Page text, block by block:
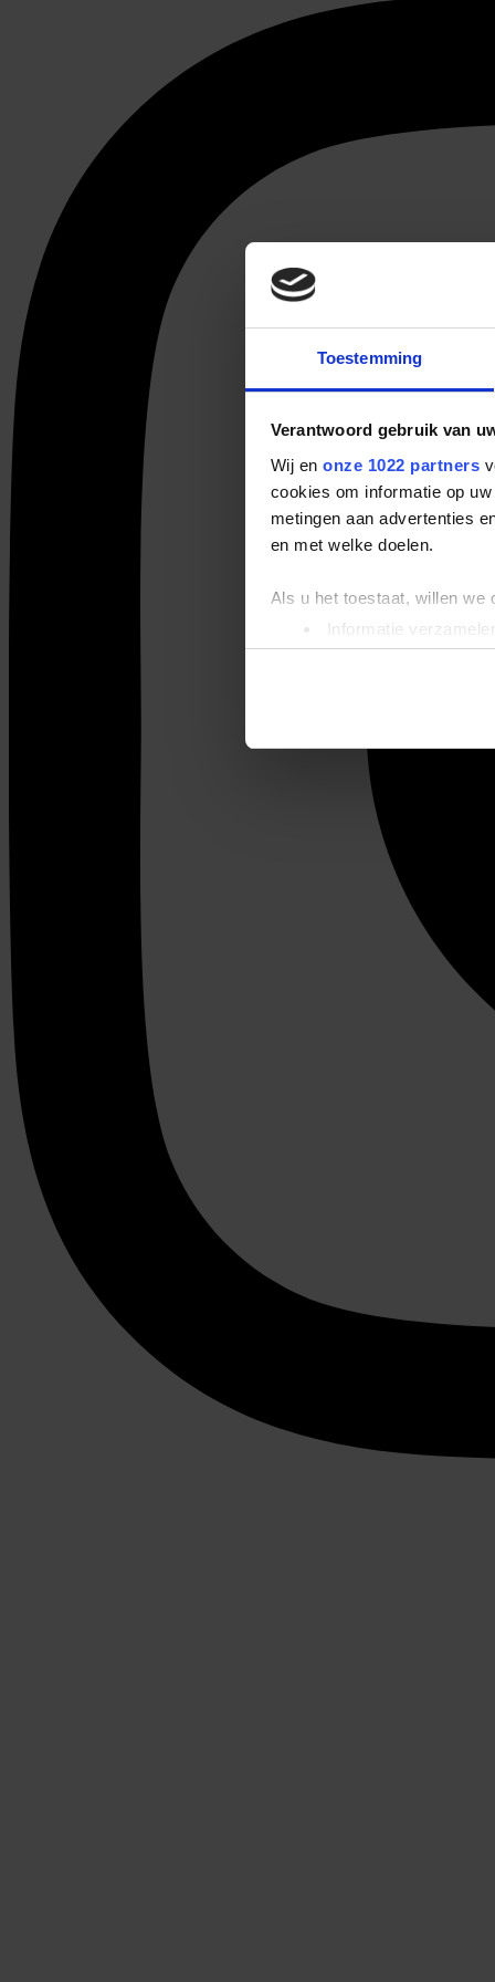
Toestemming
Verantwoord gebruik van
Wij en onze 1022 partners
cookies om informatie op
metingen aan advertenties
en met welke doelen.
Als u het toestaat, willen we
Informatie
Uw apparaat
Lees meer over hoe uw
We gebruiken cookies om
websiteverkeer te
media, adverteren en
verstrekt of die ze hebben